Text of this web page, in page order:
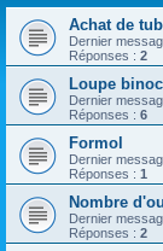
Achat de
Dernier
Réponses : 2
Loupe
Dernier
Réponses : 6
Formol
Dernier
Réponses : 1
Nombre
Dernier
Réponses : 2